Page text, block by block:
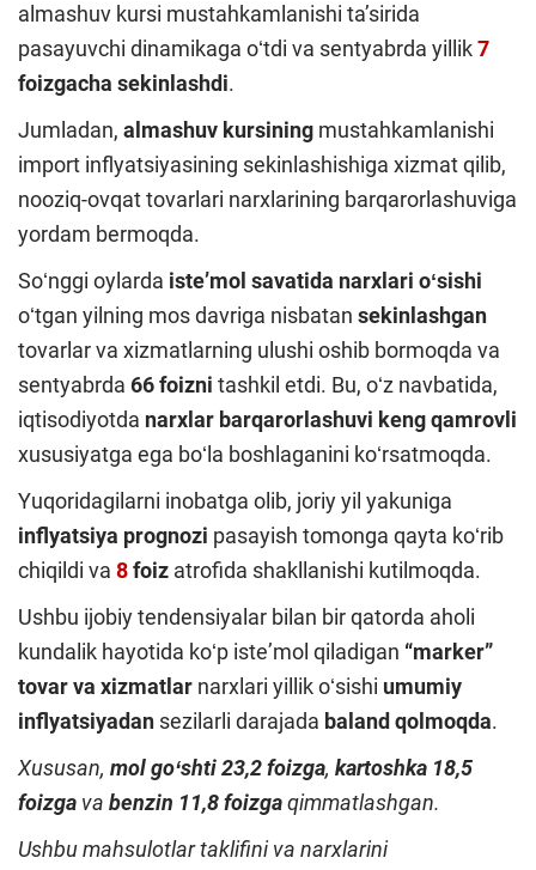
almashuv kursi mustahkamlanishi taʼsirida
pasayuvchi dinamikaga oʻtdi va sentyabrda yillik7
foizgacha sekinlashdi.
Jumladan, almashuv kursining mustahkamlanishi
import inflyatsiyasining sekinlashishiga xizmat qilib,
nooziq-ovqat tovarlari narxlarining barqarorlashuviga
yordam bermoqda.
Soʻnggi oylarda isteʼmol savatida narxlari oʻsishi
oʻtgan yilning mos davriga nisbatan sekinlashgan
tovarlar va xizmatlarning ulushi oshib bormoqda va
sentyabrda 66 foizni tashkil etdi. Bu, oʻz navbatida,
iqtisodiyotda narxlar barqarorlashuvi keng qamrovli
xususiyatga ega boʻla boshlaganini koʻrsatmoqda.
Yuqoridagilarni inobatga olib, joriy yil yakuniga
inflyatsiya prognozi pasayish tomonga qayta koʻrib
chiqildi va 8foiz atrofida shakllanishi kutilmoqda.
Ushbu ijobiy tendensiyalar bilan bir qatorda aholi
kundalik hayotida koʻp isteʼmol qiladigan “marker”
tovar va xizmatlar narxlari yillik oʻsishi umumiy
inflyatsiyadan sezilarli darajada baland qolmoqda.
Xususan, mol goʻshti 23,2 foizga, kartoshka 18,5
foizga va benzin 11,8 foizgaqimmatlashgan.
Ushbu mahsulotlar taklifini va narxlarini